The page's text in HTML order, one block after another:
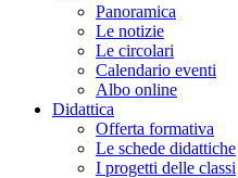
Panoramica
Le notizie
Le circolari
Calendario eventi
Albo online
Didattica
Offerta formativa
Le schede didattiche
I progetti delle classi